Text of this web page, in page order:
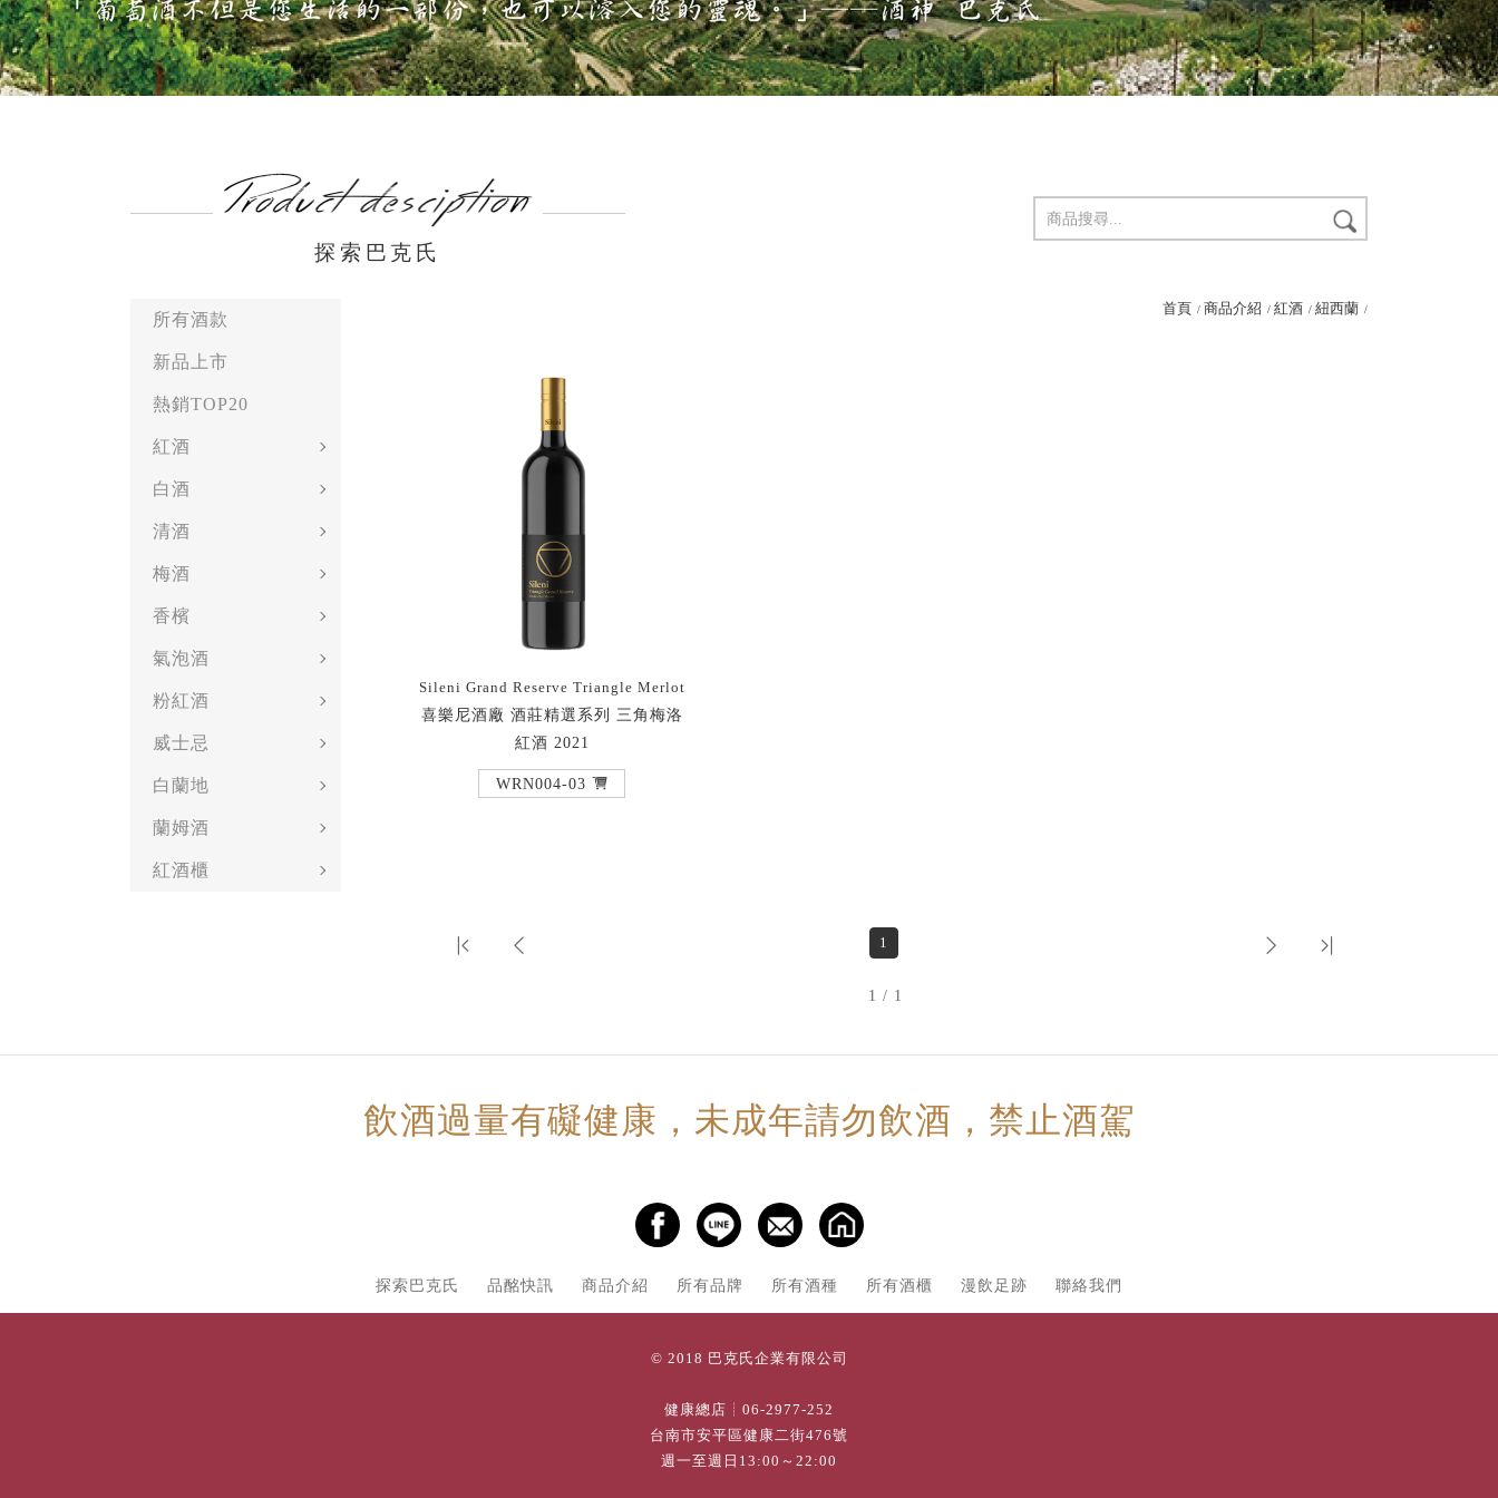
探索巴克氏
所有酒款
新品上市
熱銷TOP20
紅酒
白酒
清酒
梅酒
香檳
氣泡酒
粉紅酒
威士忌
白蘭地
蘭姆酒
紅酒櫃
首頁 商品介紹 紅酒 紐西蘭
Sileni Grand Reserve Triangle Merlot
喜樂尼酒廠 酒莊精選系列 三角梅洛
紅酒 2021
WRN004-03
1
1 / 1
飲酒過量有礙健康，未成年請勿飲酒，禁止酒駕
探索巴克氏 品酩快訊 商品介紹 所有品牌 所有酒種 所有酒櫃 漫飲足跡 聯絡我們
© 2018 巴克氏企業有限公司
健康總店┊ 06-2977-252
台南市安平區健康二街476號
週一至週日13:00～22:00